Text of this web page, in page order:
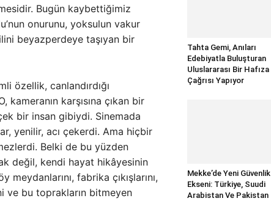
Bugün kaybettiğimiz
onurunu, yoksulun vakur
beyazperdeye taşıyan bir
özellik, canlandırdığı
kameranın karşısına çıkan bir
bir insan gibiydi. Sinemada
yenilir, acı çekerdi. Ama hiçbir
Belki de bu yüzden
değil, kendi hayat hikâyesinin
fabrika çıkışlarını,
ve bu toprakların bitmeyen
Tahta Gemi, Anıları
Edebiyatla Buluşturan
Uluslararası Bir Hafıza
Çağrısı Yapıyor
Mekke’de Yeni Güvenlik
Ekseni: Türkiye, Suudi
Arabistan Ve Pakistan